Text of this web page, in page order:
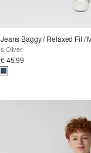
Jeans Baggy / Relaxed Fit /
s.Oliver
€ 45,99